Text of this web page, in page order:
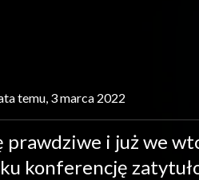
temu, 3 marca 2022
prawdziwe i już we
konferencję